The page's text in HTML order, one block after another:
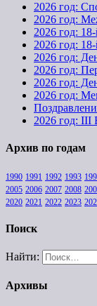
2026 год:
2026 год:
2026 год:
2026 год:
2026 год:
2026 год:
2026 год:
2026 год:
2026 год: III
Архив по годам
1990 1991 1992 1993
2005 2006 2007 2008
2020 2021 2022 2023
Поиск
Найти:
Архивы